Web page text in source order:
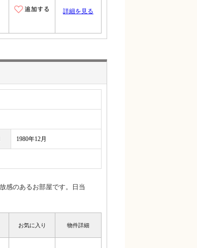
詳細を見る
1980年12月
感のあるお部屋です。日当
お気に入り 物件詳細